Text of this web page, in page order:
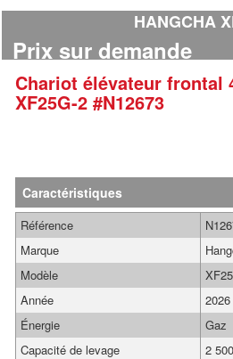
HANGCHA
Prix sur demande
Chariot élévateur frontal
XF25G-2 #N12673
Caractéristiques
Référence
Marque
Modèle
Année
2026
Énergie
Gaz
Capacité de levage
2